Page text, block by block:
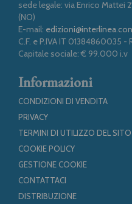
sede legale: via Enrico Mattei
(NO)
E-mail:
C.F. e P.IVA IT 01384860035 -
Capitale sociale: € 99.000 i.v
Informazioni
CONDIZIONI DI VENDITA
PRIVACY
TERMINI DI UTILIZZO DEL SITO
COOKIE POLICY
GESTIONE COOKIE
CONTATTACI
DISTRIBUZIONE